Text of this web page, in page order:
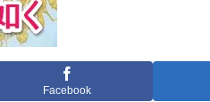
Facebook